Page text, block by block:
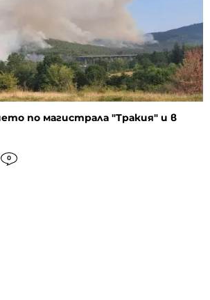
по магистрала "Тракия" и в
0